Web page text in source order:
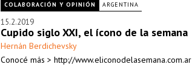
COLABORACIÓN Y OPINIÓN ARGENTINA
15.2.2019
Cupido siglo XXI, el ícono de la semana
Hernán Berdichevsky
Conocé más > http://www.eliconodelasemana.com.ar